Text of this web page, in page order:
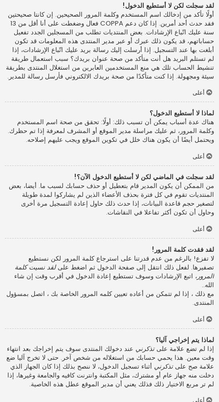
لقد سجلت لكن لا أستطيع الدخول!
أولًا تأكد من إدخالك اسم المستخدم وكلمة المرور الصحيحين. إن كانتا صحيحتين
فقد حدث أحد أمرين. إذا كان دعم COPPA فعال وضغطت على أنا أقل من 13
سنة عليك اتّباع الإرشادات. بعض المنتديات تطلب من المسجلين الجدد تفعيل
حساباتهم، قد يكون ذلك عبرك أو عبر مدير المنتدى هذه المعلومات قد تكون
أبلغت بها عند التسجيل. إذا أرسلت إليك رسالة بريد عليك اتّباع الإرشادات، إذا
لم تستلم البريد هل أنت متأكد من صحة عنوان بريدك؟ سبب استعمال طريقة
تنشيط الحساب تلك هي منع المستخدمين العابرين من استغلال المنتدى بطريقة
سيئة ومجهولة. إذا كنت متأكدًا من صحة بريدك الالكتروني فأرسل رسالة للمدير.
أعلى
لماذا لا أستطيع الدخول؟
هناك عدة أسباب يمكن أن تسبب ذلك: أولًا: تحقق من صحة اسم المستخدم
وكلمة المرور، ثم عليك مراسلة مدير الموقع أو المشرف لمعرفة إذا تم حظرك.
ويحتمل أيضًا أن يكون هناك خلل في تكوين الموقع ويجب عليهم إصلاحه.
أعلى
لقد سجلت في الماضي لكن لا أستطيع الدخول الآن؟!
من الممكن أن يكون المدير قام بتعطيل أو حذف حسابك لسبب ما. أيضا، بعض
المنتديات تقوم في كل فترة بحذف الأعضاء الذين لم يشاركوا لمدة طويلة
لتصغير حجم قاعدة البيانات، إذا حدث ذلك حاول إعادة التسجيل مرة أخرى
وحاول أن تكون أكثر تفاعلا في النقاشات.
أعلى
لقد فقدت كلمة المرور!
لا تفزع! بالرغم من عدم قدرتنا على استرجاع كلمة المرور لكن نستطيع
تصفيرها. لفعل ذلك انتقل إلى صفحة الدخول ثم اضغط علىلقد نسيت كلمة
المرور ، اتبع الإرشادات وسوف تستطيع إعادة الدخول في أقرب وقت إن شاء
الله..
مع ذلك ، إذا لم تتمكن من أعاده تعيين كلمه المرور الخاصة بك ، اتصل بمسؤول
المنتدى.
أعلى
لماذا يتم إخراجي آليا؟
إذا لم تضع علامة علىتذكرني عند دخولك المنتدى سوف يتم إخراجك بعد انتهاء
وقت معين. هذا يحمي حسابك من استغلاله من شخص آخر. حتى لا تخرج آليا ضع
علامة صح علىتذكرني أثناء تسجيل الدخول، لا ننصح بذلك إذا كان الجهاز الذي
دخلت منه جهاز عام أو مشترك، مثل المكتبة وانترنت كافيه والجامعة وغيرها، إذا
لم تر مربع الاختيار ذلك فذلك يعني أن مدير الموقع عطل هذه الخاصية.